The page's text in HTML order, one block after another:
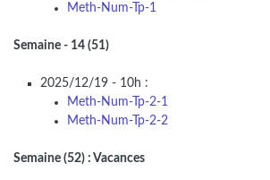
Meth-Num-Tp-1
Semaine - 14 (51)
2025/12/19 - 10h :
Meth-Num-Tp-2-1
Meth-Num-Tp-2-2
Semaine (52) : Vacances